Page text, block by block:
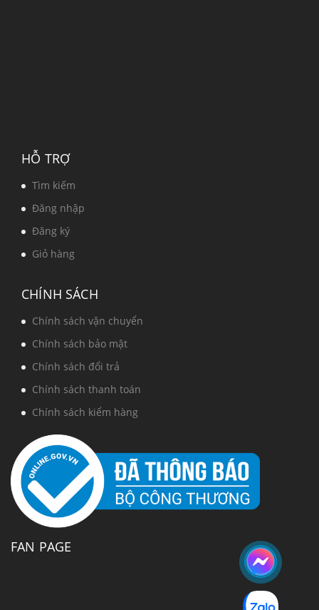
HỖ TRỢ
Tìm kiếm
Đăng nhập
Đăng ký
Giỏ hàng
CHÍNH SÁCH
Chính sách vận chuyển
Chính sách bảo mật
Chính sách đổi trả
Chính sách thanh toán
Chính sách kiểm hàng
FAN PAGE